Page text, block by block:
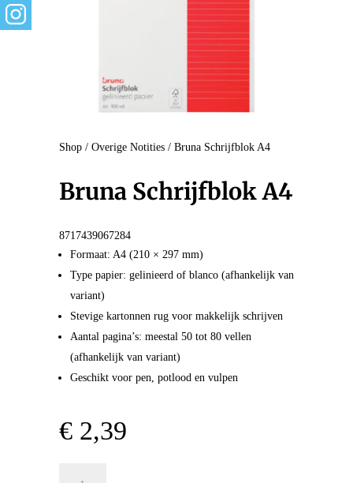
Shop/ Overige Notities/ Bruna Schrijfblok A4
Bruna Schrijfblok A4
8717439067284
Formaat: A4 (210 × 297 mm)
Type papier: gelinieerd of blanco (afhankelijk van
variant)
Stevige kartonnen rug voor makkelijk schrijven
Aantal pagina’s: meestal 50 tot 80 vellen
(afhankelijk van variant)
Geschikt voor pen, potlood en vulpen
€2,39